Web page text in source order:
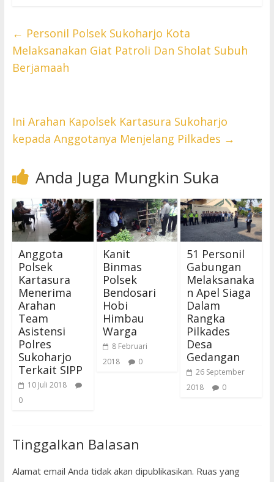
← Personil Polsek Sukoharjo Kota
Melaksanakan Giat Patroli Dan Sholat Subuh
Berjamaah
Ini Arahan Kapolsek Kartasura Sukoharjo
kepada Anggotanya Menjelang Pilkades →
Anda Juga Mungkin Suka
Anggota
Polsek
Kartasura
Menerima
Arahan
Team
Asistensi
Polres
Sukoharjo
Terkait SIPP
10 Juli 2018
0
Kanit
Binmas
Polsek
Bendosari
Hobi
Himbau
Warga
8 Februari
2018
0
51 Personil
Gabungan
Melaksanaka
n Apel Siaga
Dalam
Rangka
Pilkades
Desa
Gedangan
26 September
2018
0
Tinggalkan Balasan
Alamat email Anda tidak akan dipublikasikan. Ruas yang